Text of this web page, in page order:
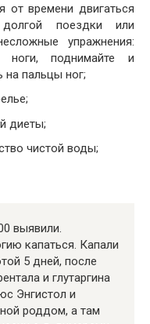
времени двигаться
поездки или
упражнения:
ноги, поднимайте и
на пальцы ног;
диеты;
чистой воды;
выявили.
капаться. Капали
5 дней, после
и глутаргина
Энгистол и
роддом, а там